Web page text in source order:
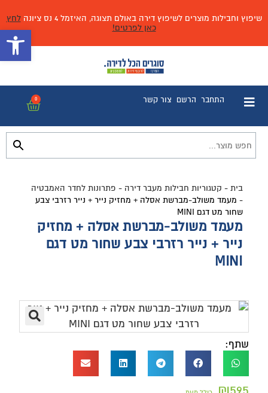
שיפוץ וחבילות מוצרים לשיפוץ דירה באולם תצוגה, האיזמל 4 נס ציונה
לחץ
כאן לפרטים!
התחבר הרשם צור קשר 0
בית - קטגוריות חבילות מעבר דירה - פתרונות לחדר האמבטיה
- מעמד משולב-מברשת אסלה + מחזיק נייר + נייר רזרבי צבע
שחור מט דגם MINI
מעמד משולב-מברשת אסלה + מחזיק
נייר + נייר רזרבי צבע שחור מט דגם
MINI
שתף: